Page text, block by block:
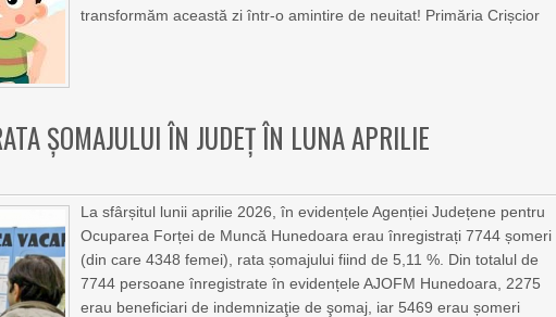
transformăm această zi într-o amintire de neuitat! Primăria Crișcior
ŞOMAJULUI ÎN JUDEȚ ÎN LUNA APRILIE
La sfârșitul lunii aprilie 2026, în evidențele Agenției Județene pentru
Ocuparea Forței de Muncă Hunedoara erau înregistrați 7744 șomeri
(din care 4348 femei), rata șomajului fiind de 5,11 %. Din totalul de
7744 persoane înregistrate în evidențele AJOFM Hunedoara, 2275
erau beneficiari de indemnizaţie de şomaj, iar 5469 erau șomeri